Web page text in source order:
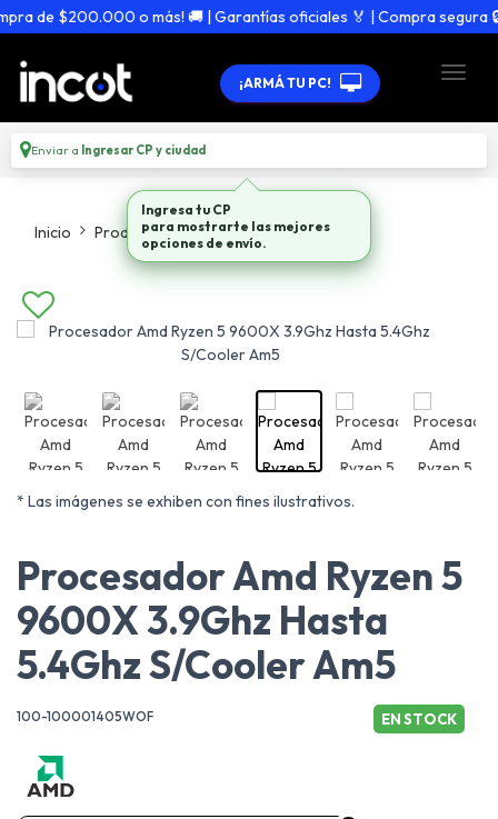
de $200.000 o más! 🚚 | Garantías oficiales 🏅 | Compra segura 🔒
¡ARMÁ TU PC!
Enviar a Ingresar CP y ciudad
Inicio Productos Procesadores
* Las imágenes se exhiben con fines ilustrativos.
Procesador Amd Ryzen 5
9600X 3.9Ghz Hasta
5.4Ghz S/Cooler Am5
100-100001405WOF EN STOCK
Ingresa tu CP
para mostrarte las mejores
opciones de envío.